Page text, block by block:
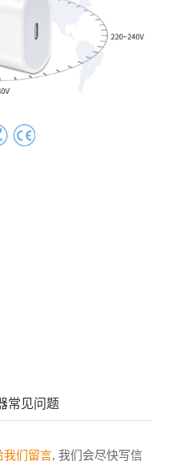
常见问题
我们留言, 我们会尽快写信